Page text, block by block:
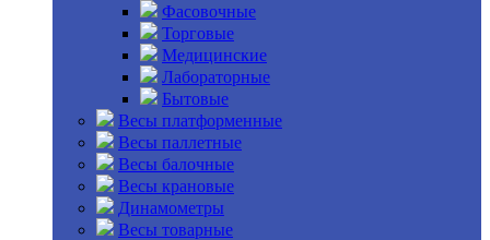
Фасовочные
Торговые
Медицинские
Лабораторные
Бытовые
Весы платформенные
Весы паллетные
Весы балочные
Весы крановые
Динамометры
Весы товарные